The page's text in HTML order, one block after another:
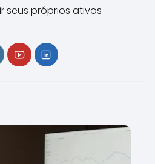
seus próprios ativos